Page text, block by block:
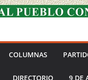
COLUMNAS
DIRECTORIO 9 DE